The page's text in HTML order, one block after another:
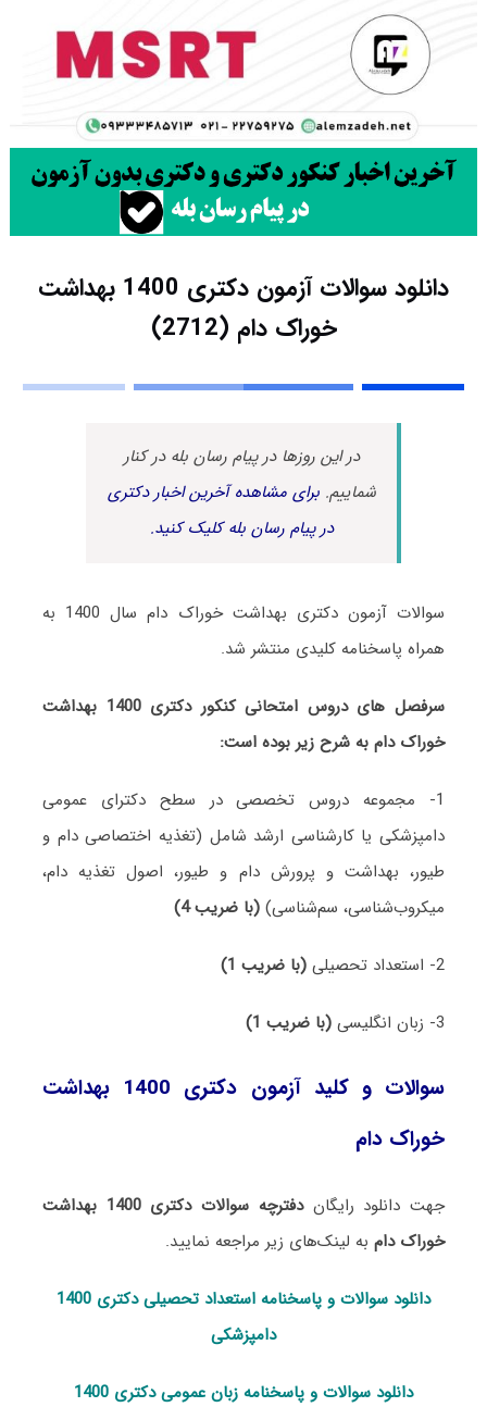
دانلود سوالات آزمون دکتری 1400 بهداشت
خوراک دام (2712)
در این روزها در پیام رسان بله در کنار
شماییم.برای مشاهده آخرین اخبار دکتری
در پیام رسان بله کلیک کنید.
سوالات آزمون دکتری بهداشت خوراک دام سال 1400 به
همراه پاسخنامه کلیدی منتشر شد.
سرفصل های دروس امتحانی کنکور دکتری 1400 بهداشت
خوراک دام به شرح زیر بوده است:
1- مجموعه دروس تخصصی در سطح دکترای عمومی
دامپزشکی یا کارشناسی ارشد شامل (تغذیه اختصاصی دام و
طیور، بهداشت و پرورش دام و طیور، اصول تغذیه دام،
میکروب‌شناسی، سم‌شناسی) (با ضریب 4)
2- استعداد تحصیلی (با ضریب 1)
3- زبان انگلیسی (با ضریب 1)
سوالات و کلید آزمون دکتری 1400 بهداشت
خوراک دام
جهت دانلود رایگان
دفترچه سوالات دکتری 1400 بهداشت
خوراک دامبه لینک‌های زیر مراجعه نمایید.
دانلود سوالات و پاسخنامه استعداد تحصیلی دکتری 1400
دامپزشکی
دانلود سوالات و پاسخنامه زبان عمومی دکتری 1400